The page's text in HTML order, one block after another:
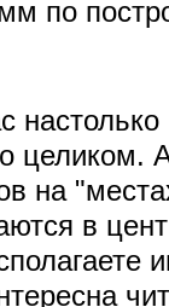
по
целиком.
на
в